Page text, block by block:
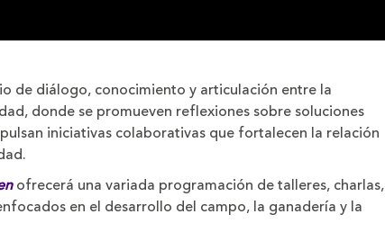
de diálogo, conocimiento y articulación entre la
donde se promueven reflexiones sobre soluciones
iniciativas colaborativas que fortalecen la relación
ofrecerá una variada programación de talleres, charlas,
en el desarrollo del campo, la ganadería y la